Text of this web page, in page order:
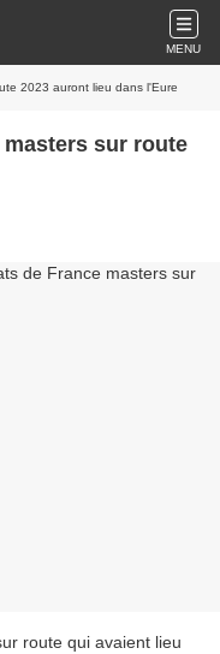
MENU
2023 auront lieu dans l'Eure
sur route
route qui avaient lieu